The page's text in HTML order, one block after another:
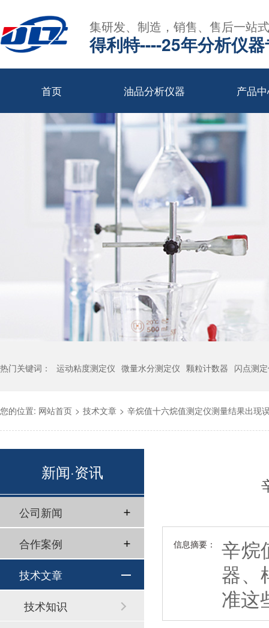
集研发、制造，销售、售后一站
得利特----25年分析仪
首页 油品分析仪器 产品
热门关键词： 运动粘度测定仪 微量水分测定仪 颗粒计数器 闪点测
您的位置: 网站首页 > 技术文章 > 辛烷值十六烷值测定仪测量结果出现
信息摘要：
辛烷
器、
准这
新闻·资讯
公司新闻
合作案例
技术文章
技术知识